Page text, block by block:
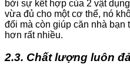
bởi sự kết hợp của 2 vật
vừa đủ cho một cơ thể, nó
đối mà còn giúp căn nhà bạn
hơn rất nhiều.
2.3. Chất lượng luôn